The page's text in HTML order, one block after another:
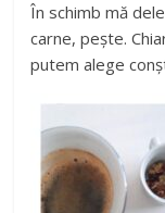
În schimb mă
carne, pește.
putem alege